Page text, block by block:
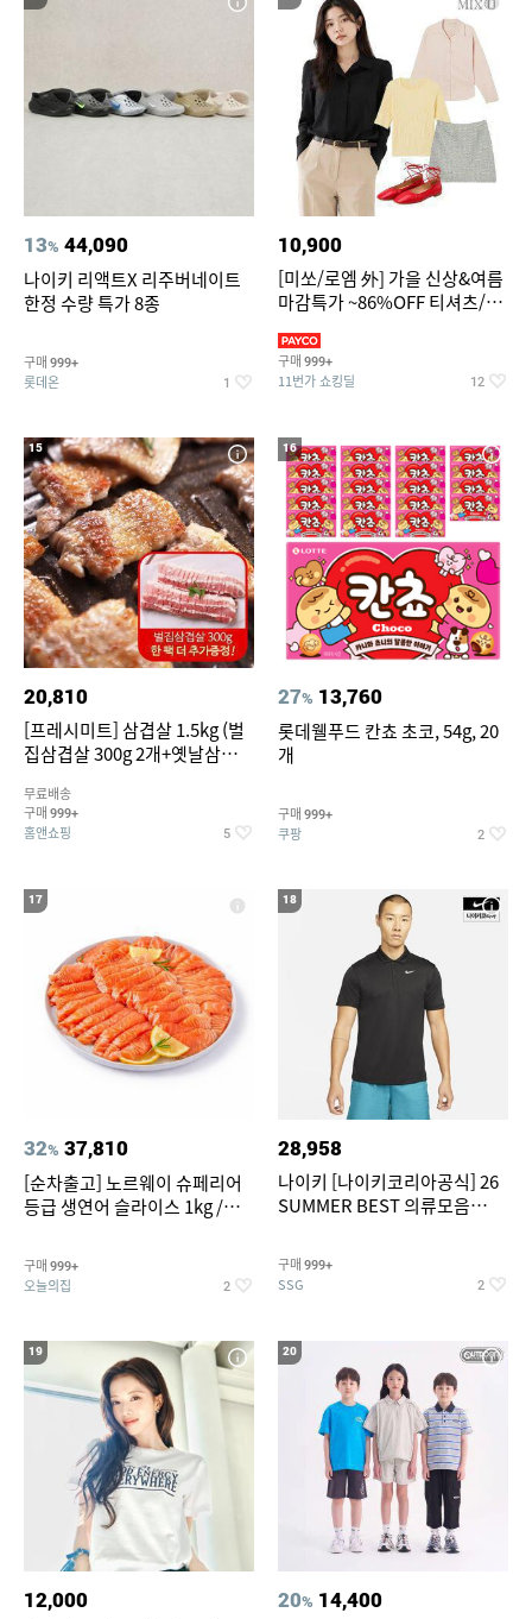
13% 44,090
나이키 리액트X 리주버네이트
한정 수량 특가 8종
구매 999+
롯데온 1
10,900
[미쏘/로엠 外] 가을 신상&여름
마감특가 ~86%OFF 티셔츠/슬
구매 999+
11번가 쇼킹딜 12
15
20,810
[프레시미트] 삼겹살 1.5kg (벌
집삼겹살 300g 2개+옛날삼겹살
팩 추가증정)
무료배송
구매 999+
홈앤쇼핑 5
16
27% 13,760
롯데웰푸드 칸쵸 초코, 54g, 20
개
구매 999+
쿠팡 2
17
32% 37,810
[순차출고] 노르웨이 슈페리어
등급 생연어 슬라이스 1kg /
구매 999+
오늘의집 2
18
28,958
나이키 [나이키코리아공식] 26
SUMMER BEST 의류모음
구매 999+
SSG 2
19
12,000
20
20% 14,400